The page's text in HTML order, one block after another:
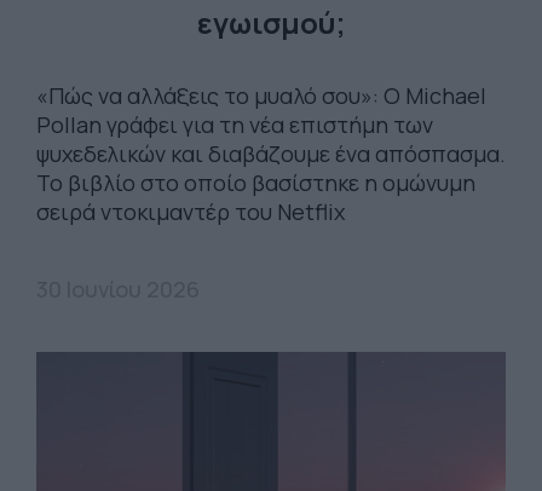
εγωισμού;
«Πώς να αλλάξεις το μυαλό σου»: Ο Michael
Pollan γράφει για τη νέα επιστήμη των
ψυχεδελικών και διαβάζουμε ένα απόσπασμα.
Το βιβλίο στο οποίο βασίστηκε η οµώνυµη
σειρά ντοκιµαντέρ του Netflix